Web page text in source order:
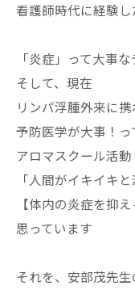
看護師時代に経験
「炎症」って大事
そして、現在
リンパ浮腫外来に携
予防医学が大事！
アロマスクール活動
「人間がイキイキ
【体内の炎症を抑
思っています
それを、安部茂先